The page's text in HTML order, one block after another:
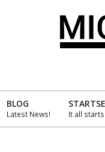
´S
BLOG
Latest News! It all